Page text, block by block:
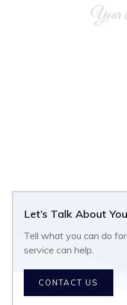
Your
Let’s Talk About You
Tell what you can do
service can help.
CONTACT US